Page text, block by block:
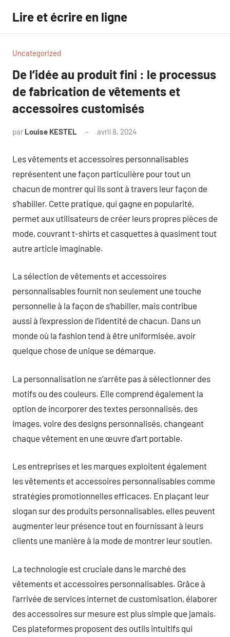
contenu
Lire et écrire en ligne
Uncategorized
De l’idée au produit fini : le processus
de fabrication de vêtements et
accessoires customisés
par Louise KESTEL avril 8, 2024
Les vêtements et accessoires personnalisables
représentent une façon particulière pour tout un
chacun de montrer qui ils sont à travers leur façon de
s’habiller. Cette pratique, qui gagne en popularité,
permet aux utilisateurs de créer leurs propres pièces de
mode, couvrant t-shirts et casquettes à quasiment tout
autre article imaginable.
La sélection de vêtements et accessoires
personnalisables fournit non seulement une touche
personnelle à la façon de s’habiller, mais contribue
aussi à l’expression de l’identité de chacun. Dans un
monde où la fashion tend à être uniformisée, avoir
quelque chose de unique se démarque.
La personnalisation ne s’arrête pas à sélectionner des
motifs ou des couleurs. Elle comprend également la
option de incorporer des textes personnalisés, des
images, voire des designs personnalisés, changeant
chaque vêtement en une œuvre d’art portable.
Les entreprises et les marques exploitent également
les vêtements et accessoires personnalisables comme
stratégies promotionnelles efficaces. En plaçant leur
slogan sur des produits personnalisables, elles peuvent
augmenter leur présence tout en fournissant à leurs
clients une manière à la mode de montrer leur soutien.
La technologie est cruciale dans le marché des
vêtements et accessoires personnalisables. Grâce à
l’arrivée de services internet de customisation, élaborer
des accessoires sur mesure est plus simple que jamais.
Ces plateformes proposent des outils intuitifs qui